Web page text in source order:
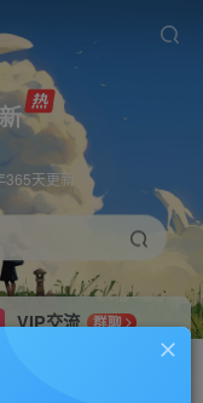
365天更新
VIP交流
群聊
研究探讨更多创业项目路子。